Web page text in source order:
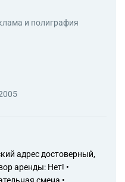
и полиграфия
адрес достоверный,
аренды: Нет! •